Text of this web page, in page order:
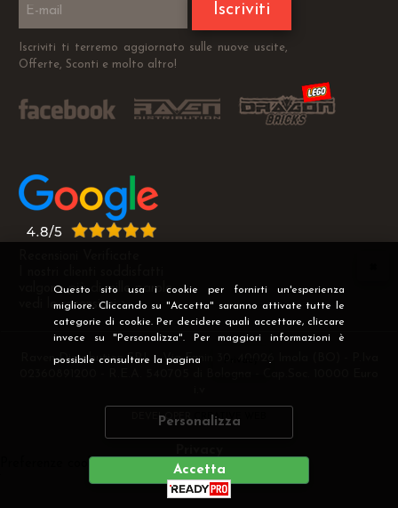
Questo sito usa i cookie per fornirti un'esperienza
migliore. Cliccando su "Accetta" saranno attivate tutte le
categorie di cookie. Per decidere quali accettare, cliccare
invece su "Personalizza". Per maggiori informazioni è
possibile consultare la pagina .
Personalizza
Accetta
Iscriviti
Iscriviti ti terremo aggiornato sulle nuove uscite,
Offerte, Sconti e molto altro!
valgono più di mille parole
vedi le recensioni >
Raven Distribution SRL - Via Fanin 30, 40026 Imola (BO) - P.Iva
DEVELOPER CREATIVE WEB